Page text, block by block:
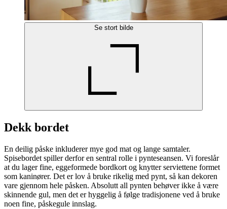
Se stort bilde
Dekk bordet
En deilig påske inkluderer mye god mat og lange samtaler.
Spisebordet spiller derfor en sentral rolle i pynteseansen. Vi foreslår
at du lager fine, eggeformede bordkort og knytter serviettene formet
som kaninører. Det er lov å bruke rikelig med pynt, så kan dekoren
vare gjennom hele påsken. Absolutt all pynten behøver ikke å være
skinnende gul, men det er hyggelig å følge tradisjonene ved å bruke
noen fine, påskegule innslag.